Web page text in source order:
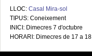
LLOC: Casal Mira-sol
TIPUS: Coneixement
INICI: Dimecres 7 d'octubre
HORARI: Dimecres de 17 a